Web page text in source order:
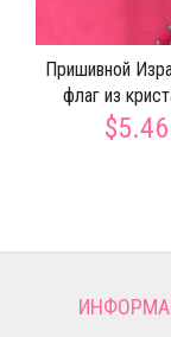
Пришивной
флаг из
$5.46